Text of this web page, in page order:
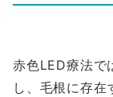
赤色LED療法で
し、毛根に存在